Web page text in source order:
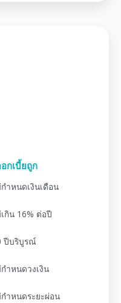
กเบี้ยถูก
ำหนดเงินเดือน
กิน 16% ต่อปี
ปีบริบูรณ์
ำหนดวงเงิน
ำหนดระยะผ่อน